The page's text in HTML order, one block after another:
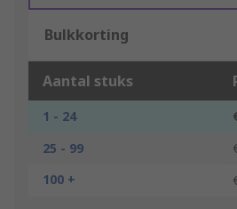
Bulkkorting
Aantal stuks
1 - 24
25 - 99
100 +